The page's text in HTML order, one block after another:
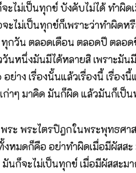
ะไม่เป็นทุกข์ บังคับไม่ได้ ทำผิด
ไม่เป็นทุกข์ก็เพราะว่าทำผิดห
กวัน ตลอดเดือน ตลอดปี ตลอด
นหนึ่งมันมีได้หลายสิ เพราะมัน
าง เรื่องนั้นแล้วเรื่องนี้ เรื่องนี้
เก่าๆ มาคิด มันก็ผิด แล้วมันก็เป็
ระ พระไตรปิฎกในพระพุทธศา
งหมดก็คือ อย่าทำผิดเมื่อมีผัสส
นก็จะไม่เป็นทุกข์ เมื่อมีผัสสะม